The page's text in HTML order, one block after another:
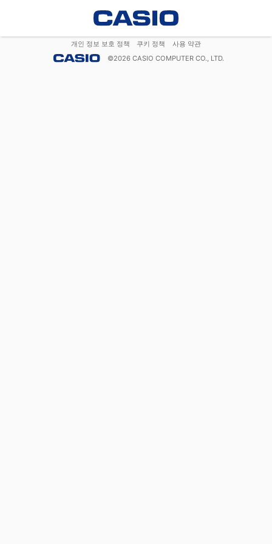
개인 정보 보호 정책 쿠키 정책
사용 약관
©2026 CASIO COMPUTER CO., LTD.